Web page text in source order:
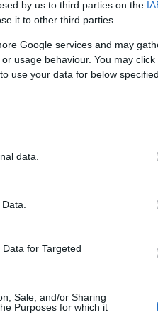
by us to third parties on the
it to other third parties.
Google services and may
usage behaviour. You may
use your data for below
data.
for Targeted
Sale, and/or Sharing
Purposes for which it
teljes titokban vett fel.
évek Berlinjébe,
ihletődött.
lemezzel zárta, és
a
soul-hatásokért volt
a Puerto Ricó-i
és huszonöt éven
zenekarában,
zöldeskék-szemű
kiadott lemezek,